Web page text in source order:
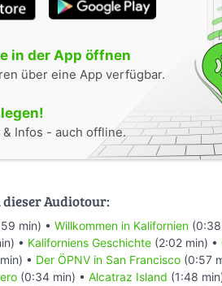
in der App öffnen
über eine App verfügbar.
Infos - auch offline.
Audiotour:
min) • Willkommen in Kalifornien
• Kaliforniens Geschichte (2:02 min) •
• Der ÖPNV in San Francisco (0:57
(0:34 min) • Alcatraz Island (1:48